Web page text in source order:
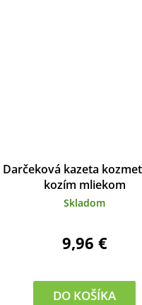
Darčeková kazeta
kozím mliekom
Skladom
9,96 €
DO KOŠÍKA